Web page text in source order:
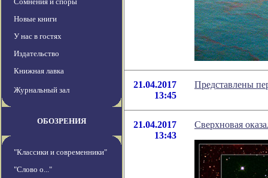
Новые книги
У нас в гостях
Издательство
Книжная лавка
Журнальный зал
ОБОЗРЕНИЯ
"Классики и современники"
"Слово о..."
21.04.2017
13:45
Представлены
21.04.2017
13:43
Сверхновая